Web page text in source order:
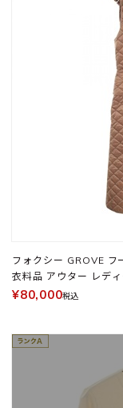
フォクシー GROVE フ
衣料品 アウター レデ
¥80,000税込